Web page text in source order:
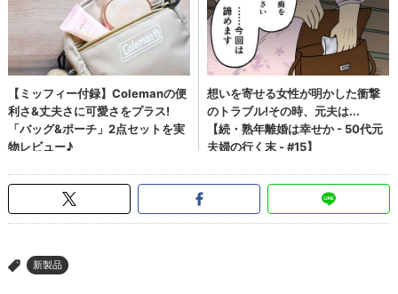
> 新製品